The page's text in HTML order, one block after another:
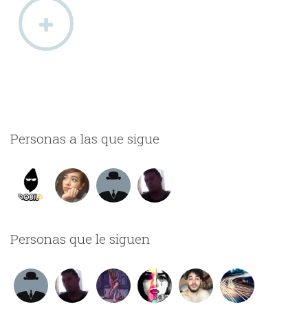
Personas a las que sigue
Personas que le siguen